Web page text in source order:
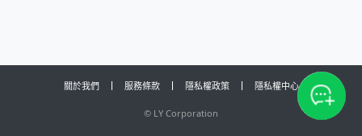
關於我們 服務條款 隱私權政策 隱私權中心
© LY Corporation